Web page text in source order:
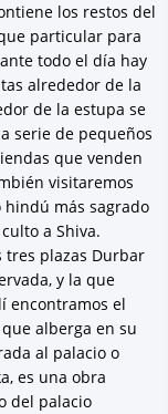
los restos del
particular para
todo el día hay
alrededor de la
de la estupa se
serie de pequeños
que venden
visitaremos
más sagrado
a Shiva.
tres plazas Durbar
y la que
encontramos el
alberga en su
al palacio o
es una obra
del palacio